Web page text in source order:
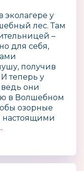
эколагере у
лес. Там
–
для себя,
получив
теперь у
они
в Волшебном
озорные
настоящими